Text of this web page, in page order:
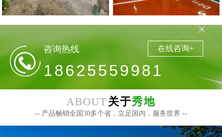
咨询热线
18625559981
在线咨询+
ABOUT 关于秀地
-- 产品畅销全国30多个省，立足国内，服务世界 --